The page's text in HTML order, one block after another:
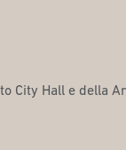
City Hall e della